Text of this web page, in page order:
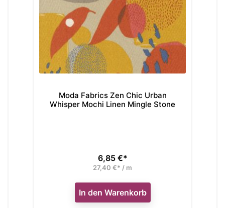
Moda Fabrics Zen Chic Urban
Whisper Mochi Linen Mingle Stone
Preis
6,85 €*
27,40 €* / m
In den Warenkorb